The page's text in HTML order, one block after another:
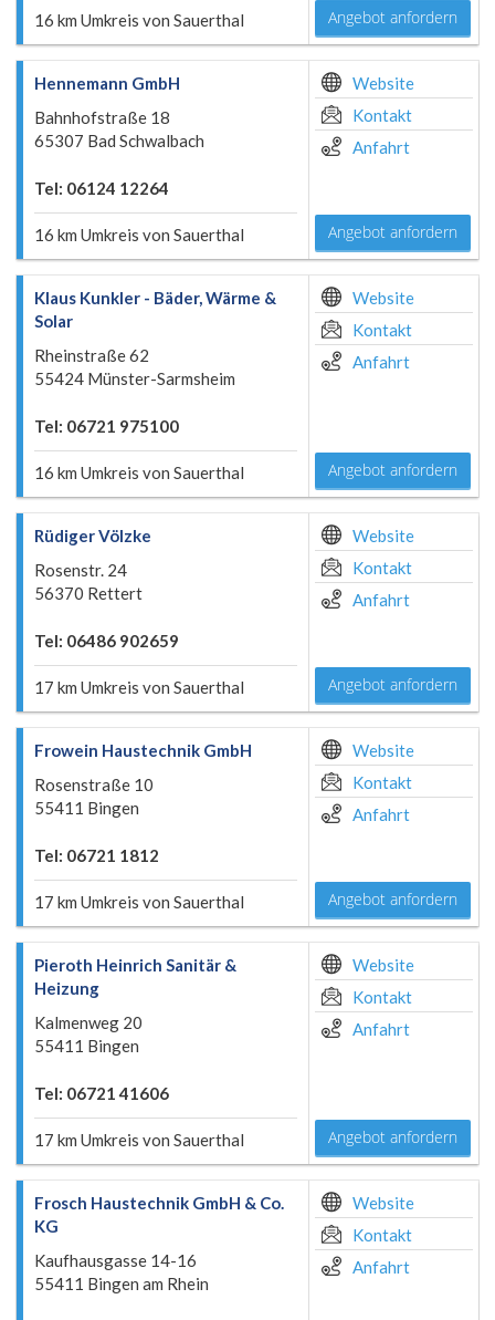
16 km Umkreis von Sauerthal Angebot anfordern
Hennemann GmbH
Bahnhofstraße 18
65307 Bad Schwalbach
Tel: 06124 12264
16 km Umkreis von Sauerthal
Website
Kontakt
Anfahrt
Angebot anfordern
Klaus Kunkler - Bäder, Wärme &
Solar
Rheinstraße 62
55424 Münster-Sarmsheim
Tel: 06721 975100
16 km Umkreis von Sauerthal
Website
Kontakt
Anfahrt
Angebot anfordern
Rüdiger Völzke
Rosenstr. 24
56370 Rettert
Tel: 06486 902659
17 km Umkreis von Sauerthal
Website
Kontakt
Anfahrt
Angebot anfordern
Frowein Haustechnik GmbH
Rosenstraße 10
55411 Bingen
Tel: 06721 1812
17 km Umkreis von Sauerthal
Website
Kontakt
Anfahrt
Angebot anfordern
Pieroth Heinrich Sanitär &
Heizung
Kalmenweg 20
55411 Bingen
Tel: 06721 41606
17 km Umkreis von Sauerthal
Website
Kontakt
Anfahrt
Angebot anfordern
Frosch Haustechnik GmbH & Co.
KG
Kaufhausgasse 14-16
55411 Bingen am Rhein
Website
Kontakt
Anfahrt